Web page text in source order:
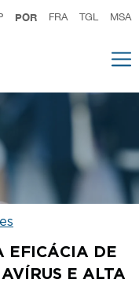
POR FRA TGL MSA
EFICÁCIA DE
E ALTA